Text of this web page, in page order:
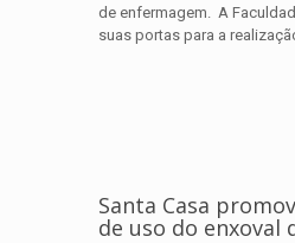
de enfermagem. A
suas portas para a
Santa Casa
de uso do enxoval